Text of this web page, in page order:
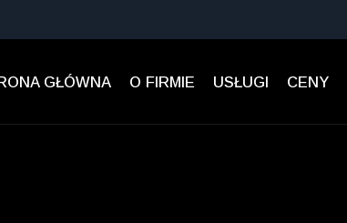
GŁÓWNA O FIRMIE USŁUGI CENY